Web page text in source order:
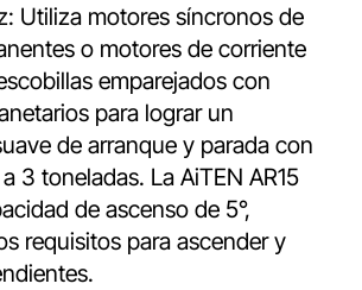
Utiliza motores síncronos de
o motores de corriente
emparejados con
para lograr un
de arranque y parada con
3 toneladas. La AiTEN AR15
de ascenso de 5°,
requisitos para ascender y